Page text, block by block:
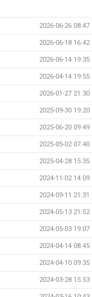
2026-06-26 08:47
2026-06-18 16:42
2026-06-14 19:35
2026-04-14 19:55
2026-01-27 21:30
2025-09-30 19:20
2025-06-20 09:49
2025-05-02 07:40
2025-04-28 15:35
2024-11-02 14:09
2024-09-11 21:31
2024-05-13 21:52
2024-05-03 19:07
2024-04-14 08:45
2024-04-10 09:35
2024-03-28 15:53